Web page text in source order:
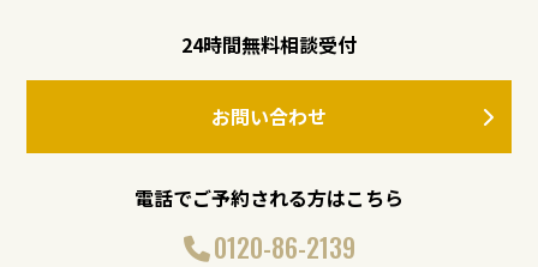
24時間無料相談受付
お問い合わせ
電話でご予約される方はこちら
0120-86-2139